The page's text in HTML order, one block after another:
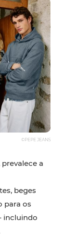
©PEPE JEANS
a
beges
para os
incluindo